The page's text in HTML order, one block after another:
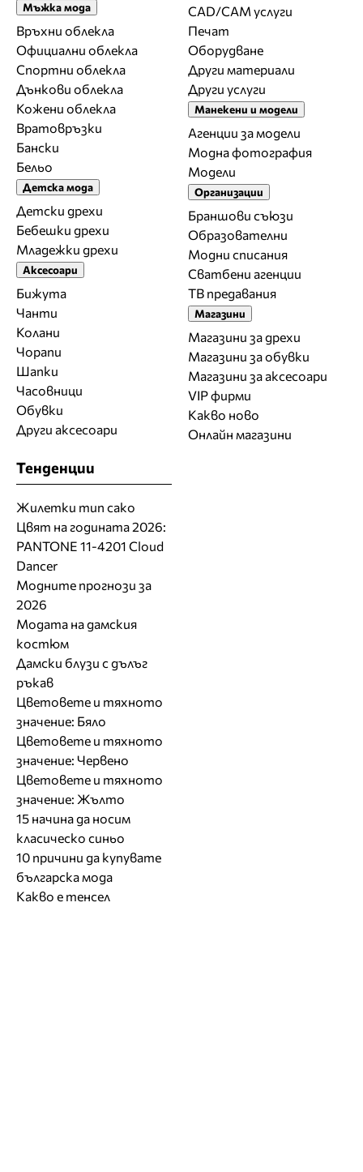
Мъжка мода
Връхни облекла
Официални облекла
Спортни облекла
Дънкови облекла
Кожени облекла
Вратовръзки
Бански
Бельо
Детска мода
Детски дрехи
Бебешки дрехи
Младежки дрехи
Аксесоари
Бижута
Чанти
Колани
Чорапи
Шапки
Часовници
Обувки
Други аксесоари
CAD/CAM услуги
Печат
Оборудване
Други материали
Други услуги
Манекени и модели
Агенции за модели
Модна фотография
Модели
Организации
Браншови съюзи
Образователни
Модни списания
Сватбени агенции
ТВ предавания
Магазини
Магазини за дрехи
Магазини за обувки
Магазини за aксесоари
VIP фирми
Какво ново
Онлайн магазини
Тенденции
Жилетки тип сако
Цвят на годината 2026:
PANTONE 11-4201 Cloud
Dancer
Модните прогнози за
2026
Модата на дамския
костюм
Дамски блузи с дълъг
ръкав
Цветовете и тяхното
значение: Бяло
Цветовете и тяхното
значение: Червено
Цветовете и тяхното
значение: Жълто
15 начина да носим
класическо синьо
10 причини да купувате
българска мода
Какво е тенсел